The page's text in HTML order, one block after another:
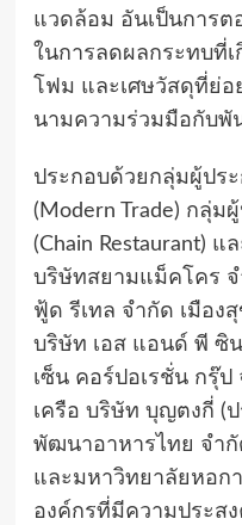
แวดล้อม อันเป็นการต
ในการลดผลกระทบที่
โฟม และเศษวัสดุที่ย่อ
นามความร่วมมือกับพั
ประกอบด้วยกลุ่มผู้ปร
(Modern Trade) กลุ่ม
(Chain Restaurant)
บริษัทสยามแม็คโคร
ฟู้ด รีเทล จำกัด เมือ
บริษัท เอส แอนด์ พี ซิ
เซ็น คอร์ปอเรชั่น กรุ๊
เครือ บริษัท บุญตงกี่ (
พัฒนาอาหารไทย จำ
และมหาวิทยาลัยหอก
องค์กรที่มีความประส